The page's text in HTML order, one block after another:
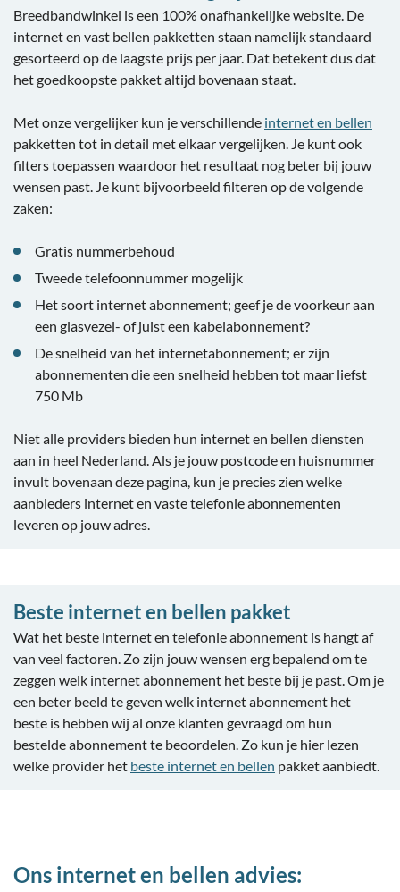
Breedbandwinkel is een 100% onafhankelijke website. De
internet en vast bellen pakketten staan namelijk standaard
gesorteerd op de laagste prijs per jaar. Dat betekent dus dat
het goedkoopste pakket altijd bovenaan staat.
Met onze vergelijker kun je verschillende internet en bellen
pakketten tot in detail met elkaar vergelijken. Je kunt ook
filters toepassen waardoor het resultaat nog beter bij jouw
wensen past. Je kunt bijvoorbeeld filteren op de volgende
zaken:
Gratis nummerbehoud
Tweede telefoonnummer mogelijk
Het soort internet abonnement; geef je de voorkeur aan
een glasvezel- of juist een kabelabonnement?
De snelheid van het internetabonnement; er zijn
abonnementen die een snelheid hebben tot maar liefst
750 Mb
Niet alle providers bieden hun internet en bellen diensten
aan in heel Nederland. Als je jouw postcode en huisnummer
invult bovenaan deze pagina, kun je precies zien welke
aanbieders internet en vaste telefonie abonnementen
leveren op jouw adres.
Beste internet en bellen pakket
Wat het beste internet en telefonie abonnement is hangt af
van veel factoren. Zo zijn jouw wensen erg bepalend om te
zeggen welk internet abonnement het beste bij je past. Om je
een beter beeld te geven welk internet abonnement het
beste is hebben wij al onze klanten gevraagd om hun
bestelde abonnement te beoordelen. Zo kun je hier lezen
welke provider het beste internet en bellen pakket aanbiedt.
Ons internet en bellen advies: